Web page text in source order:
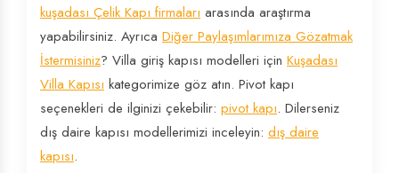
kuşadası Çelik Kapı firmaları arasında araştırma
yapabilirsiniz. Ayrıca Diğer Paylaşımlarımıza Gözatmak
İstermisiniz? Villa giriş kapısı modelleri için Kuşadası
Villa Kapısı kategorimize göz atın. Pivot kapı
seçenekleri de ilginizi çekebilir: pivot kapı. Dilerseniz
dış daire kapısı modellerimizi inceleyin: dış daire
kapısı.